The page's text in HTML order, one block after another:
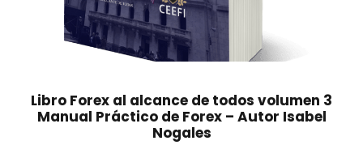
n
a
l
r
a
:
3
9
Libro Forex al alcance de todos volumen 3
Manual Práctico de Forex – Autor Isabel
Nogales